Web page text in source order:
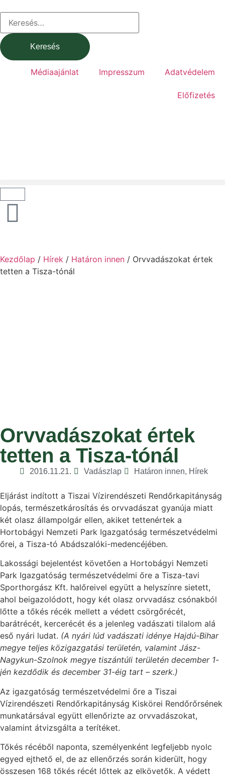
Médiaajánlat Impresszum Adatvédelem
Előfizetés
Kezdőlap / Hírek / Határon innen / Orvvadászokat értek
tetten a Tisza-tónál
Orvvadászokat értek
tetten a Tisza-tónál
2016.11.21. Vadászlap Határon innen, Hírek
Eljárást indított a Tiszai Vízirendészeti Rendőrkapitányság
lopás, természetkárosítás és orvvadászat gyanúja miatt
két olasz állampolgár ellen, akiket tettenértek a
Hortobágyi Nemzeti Park Igazgatóság természetvédelmi
őrei, a Tisza-tó Abádszalóki-medencéjében.
Lakossági bejelentést követően a Hortobágyi Nemzeti
Park Igazgatóság természetvédelmi őre a Tisza-tavi
Sporthorgász Kft. halőreivel együtt a helyszínre sietett,
ahol beigazolódott, hogy két olasz orvvadász csónakból
lőtte a tőkés récék mellett a védett csörgőrécét,
barátrécét, kercerécét és a jelenleg vadászati tilalom alá
eső nyári ludat. (A nyári lúd vadászati idénye Hajdú-Bihar
megye teljes közigazgatási területén, valamint Jász-
Nagykun-Szolnok megye tiszántúli területén december 1-
jén kezdődik és december 31-éig tart – szerk.)
Az igazgatóság természetvédelmi őre a Tiszai
Vízirendészeti Rendőrkapitányság Kiskörei Rendőrőrsének
munkatársával együtt ellenőrizte az orvvadászokat,
valamint átvizsgálta a terítéket.
Tőkés récéből naponta, személyenként legfeljebb nyolc
egyed ejthető el, de az ellenőrzés során kiderült, hogy
összesen 168 tőkés récét lőttek az elkövetők. A védett